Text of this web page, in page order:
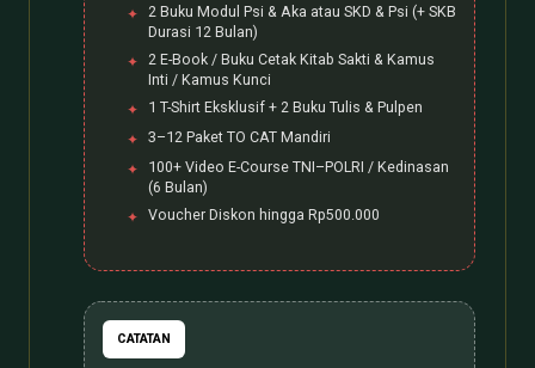
2 Buku Modul Psi & Aka atau SKD & Psi (+ SKB
Durasi 12 Bulan)
2 E-Book / Buku Cetak Kitab Sakti & Kamus
Inti / Kamus Kunci
1 T-Shirt Eksklusif + 2 Buku Tulis & Pulpen
3–12 Paket TO CAT Mandiri
100+ Video E-Course TNI–POLRI / Kedinasan
(6 Bulan)
Voucher Diskon hingga Rp500.000
CATATAN